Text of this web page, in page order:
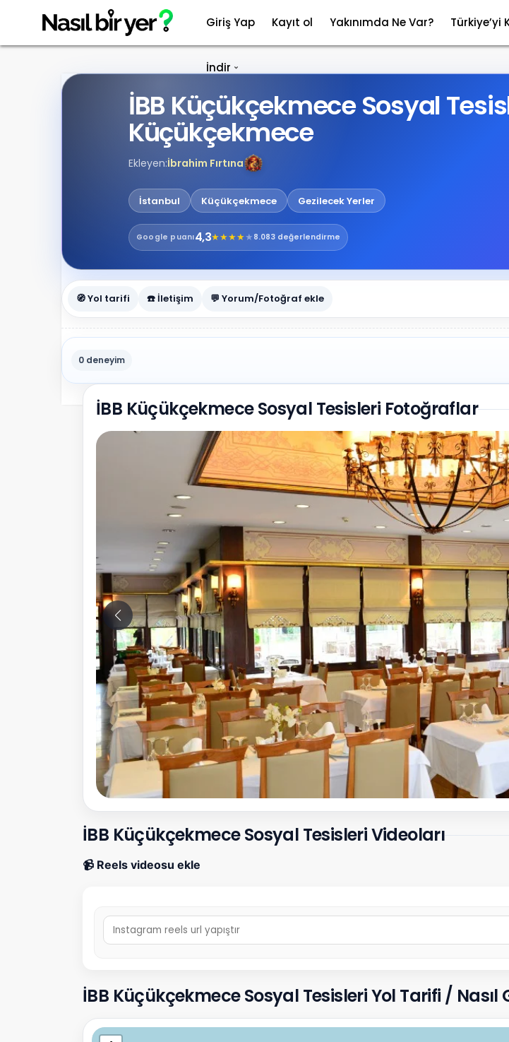
Giriş Yap Kayıt ol Yakınımda Ne Var? Türkiye’yi
İndir
İBB Küçükçekmece Sosyal
Küçükçekmece
Ekleyen:İbrahim Fırtına
İstanbul Küçükçekmece Gezilecek Yerler
Google puanı4,3★★★★★ 8.083 değerlendirme
🧭 Yol tarifi ☎️ İletişim 💬 Yorum/Fotoğraf ekle
0 deneyim
İBB Küçükçekmece Sosyal Tesisleri Fotoğraflar
İBB Küçükçekmece Sosyal Tesisleri Videoları
📹 Reels videosu ekle
İBB Küçükçekmece Sosyal Tesisleri Yol Tarifi / Nasıl